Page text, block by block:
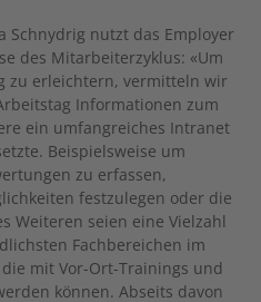
Schnydrig nutzt das Employer
des Mitarbeiterzyklus: «Um
zu erleichtern, vermitteln wir
Informationen zum
ein umfangreiches Intranet
Beispielsweise um
zu erfassen,
festzulegen oder die
Weiteren seien eine Vielzahl
Fachbereichen im
mit Vor-Ort-Trainings und
können. Abseits davon